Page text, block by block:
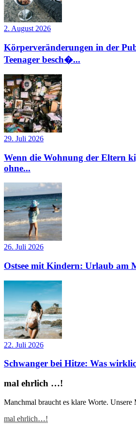
2. August 2026
Körperveränderungen in der
Teenager besch�...
29. Juli 2026
Wenn die Wohnung der Eltern
ohne...
26. Juli 2026
Ostsee mit Kindern: Urlaub am
22. Juli 2026
Schwanger bei Hitze: Was
mal ehrlich …!
Manchmal braucht es klare Worte.
mal ehrlich…!